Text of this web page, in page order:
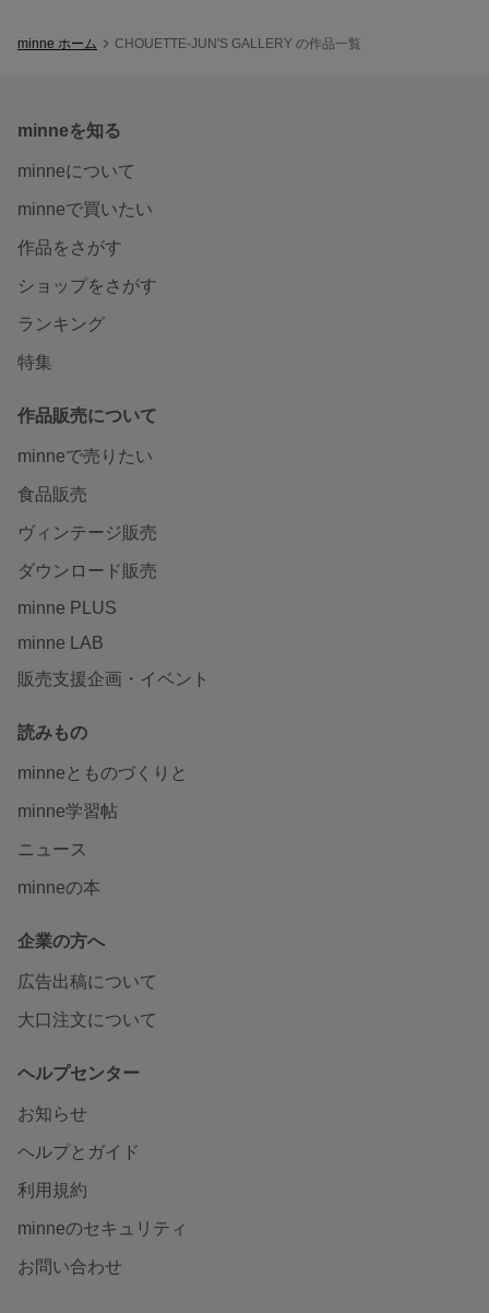
minne ホーム CHOUETTE-JUN'S GALLERY の作品一覧
minneを知る
minneについて
minneで買いたい
作品をさがす
ショップをさがす
ランキング
特集
作品販売について
minneで売りたい
食品販売
ヴィンテージ販売
ダウンロード販売
minne PLUS
minne LAB
販売支援企画・イベント
読みもの
minneとものづくりと
minne学習帖
ニュース
minneの本
企業の方へ
広告出稿について
大口注文について
ヘルプセンター
お知らせ
ヘルプとガイド
利用規約
minneのセキュリティ
お問い合わせ